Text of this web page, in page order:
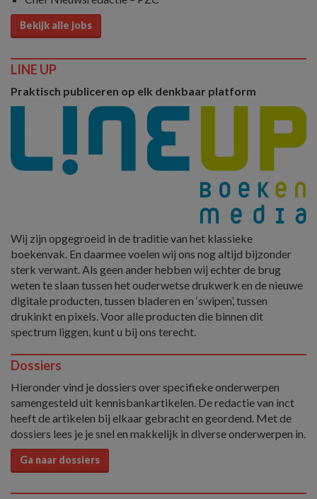
Bekijk alle jobs
LINE UP
Praktisch publiceren op elk denkbaar platform
Wij zijn opgegroeid in de traditie van het klassieke
boekenvak. En daarmee voelen wij ons nog altijd bijzonder
sterk verwant. Als geen ander hebben wij echter de brug
weten te slaan tussen het ouderwetse drukwerk en de nieuwe
digitale producten, tussen bladeren en ‘swipen’, tussen
drukinkt en pixels. Voor alle producten die binnen dit
spectrum liggen, kunt u bij ons terecht.
Dossiers
Hieronder vind je dossiers over specifieke onderwerpen
samengesteld uit kennisbankartikelen. De redactie van inct
heeft de artikelen bij elkaar gebracht en geordend. Met de
dossiers lees je je snel en makkelijk in diverse onderwerpen in.
Ga naar dossiers